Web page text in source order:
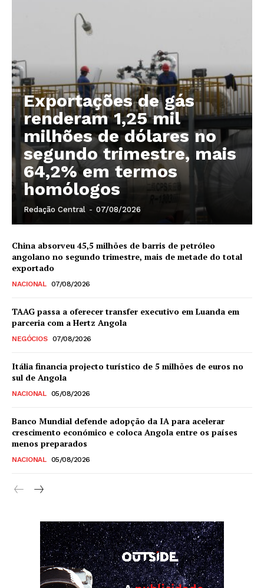
Exportações de gás
renderam 1,25 mil
milhões de dólares no
segundo trimestre, mais
64,2% em termos
homólogos
Redação Central - 07/08/2026
China absorveu 45,5 milhões de barris de petróleo
angolano no segundo trimestre, mais de metade do total
exportado
NACIONAL 07/08/2026
TAAG passa a oferecer transfer executivo em Luanda em
parceria com a Hertz Angola
NEGÓCIOS 07/08/2026
Itália financia projecto turístico de 5 milhões de euros no
sul de Angola
NACIONAL 05/08/2026
Banco Mundial defende adopção da IA para acelerar
crescimento económico e coloca Angola entre os países
menos preparados
NACIONAL 05/08/2026